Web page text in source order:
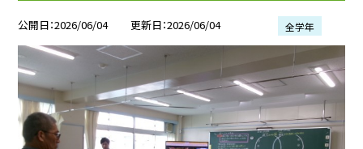
公開日 2026/06/04 更新日 2026/06/04 全学年